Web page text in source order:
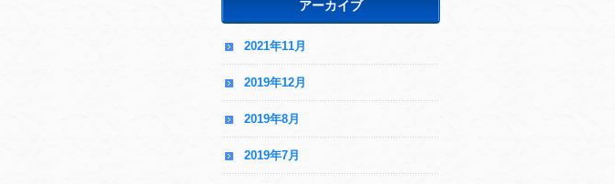
アーカイブ
2021年11月
2019年12月
2019年8月
2019年7月